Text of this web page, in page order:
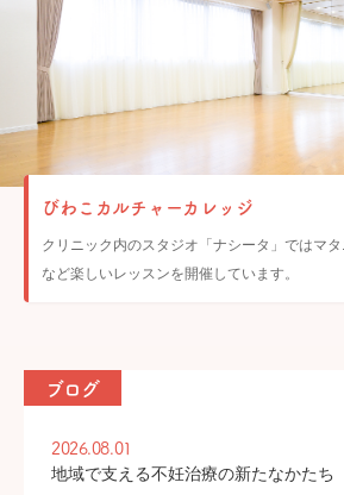
びわこカルチャーカレッジ
クリニック内のスタジオ「ナシータ」ではマ
など楽しいレッスンを開催しています。
ブログ
2026.08.01
地域で支える不妊治療の新たなかたち